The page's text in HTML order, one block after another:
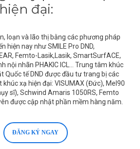
loạn và lão thị bằng các phương pháp
hiện nay như SMILE Pro DND,
Femto-Lasik,Lasik, SmartSurfACE,
nội nhãn PHAKIC ICL… Trung tâm khúc
Quốc tế DND được đầu tư trang bị các
xạ hiện đại: VISUMAX (Đức), Mel90
sĩ), Schwind Amaris 1050RS, Femto
được cập nhật phần mềm hàng năm.
đại:
ĐĂNG KÝ NGAY